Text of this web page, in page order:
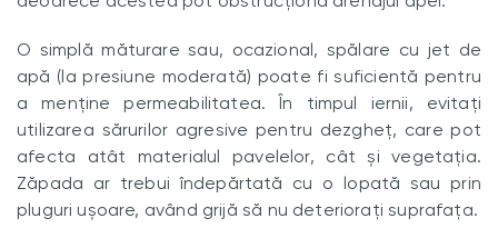
O simplă măturare sau, ocazional, spălare cu jet de
apă (la presiune moderată) poate fi suficientă pentru
a menține permeabilitatea. În timpul iernii, evitați
utilizarea sărurilor agresive pentru dezgheț, care pot
afecta atât materialul pavelelor, cât și vegetația.
Zăpada ar trebui îndepărtată cu o lopată sau prin
pluguri ușoare, având grijă să nu deteriorați suprafața.